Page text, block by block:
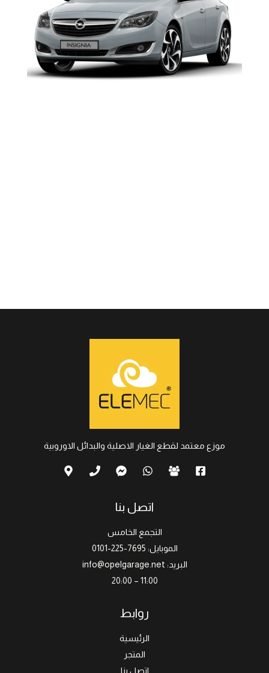
موزع معتمد لقطع الغيار الاصلية والبدائل الاوروبية
اتصل بنا
التجمع الخامس
الموبايل: 7695-225-0101
البريد: info@opelgarage.net
11:00 – 20:00
روابط
الرئيسية
المتجر
اتصل بنا